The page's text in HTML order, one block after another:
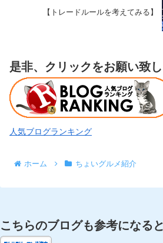
【トレードルールを考えてみる】
是非、クリックをお願い致
人気ブログランキング
ホーム ちょいグルメ紹介
こちらのブログも参考になる